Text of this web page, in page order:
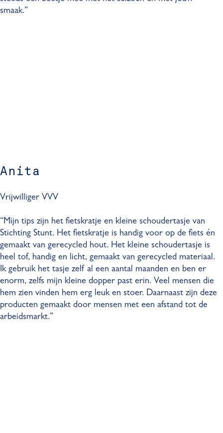
smaak.”
Anita
Vrijwilliger VVV
“Mijn tips zijn het fietskratje en kleine schoudertasje van
Stichting Stunt. Het fietskratje is handig voor op de fiets én
gemaakt van gerecycled hout. Het kleine schoudertasje is
heel tof, handig en licht, gemaakt van gerecycled materiaal.
Ik gebruik het tasje zelf al een aantal maanden en ben er
enorm, zelfs mijn kleine dopper past erin. Veel mensen die
hem zien vinden hem erg leuk en stoer. Daarnaast zijn deze
producten gemaakt door mensen met een afstand tot de
arbeidsmarkt.”